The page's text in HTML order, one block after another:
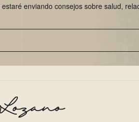
enviando consejos sobre salud,